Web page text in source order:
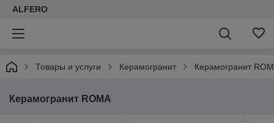
ALFERO
Товары и услуги Керамогранит Керамогранит
Керамогранит ROMA